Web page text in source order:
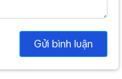
Gửi bình luận